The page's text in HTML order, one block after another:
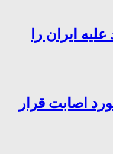
ایران را
اصابت قرار